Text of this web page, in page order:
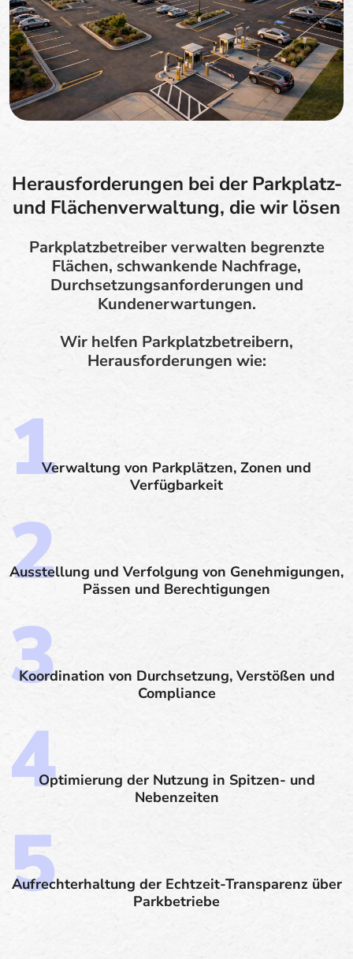
Herausforderungen bei der Parkplatz-
und Flächenverwaltung, die wir lösen
Parkplatzbetreiber verwalten begrenzte
Flächen, schwankende Nachfrage,
Durchsetzungsanforderungen und
Kundenerwartungen.
Wir helfen Parkplatzbetreibern,
Herausforderungen wie:
Verwaltung von Parkplätzen, Zonen und
Verfügbarkeit
Ausstellung und Verfolgung von Genehmigungen,
Pässen und Berechtigungen
Koordination von Durchsetzung, Verstößen und
Compliance
Optimierung der Nutzung in Spitzen- und
Nebenzeiten
Aufrechterhaltung der Echtzeit-Transparenz über
Parkbetriebe